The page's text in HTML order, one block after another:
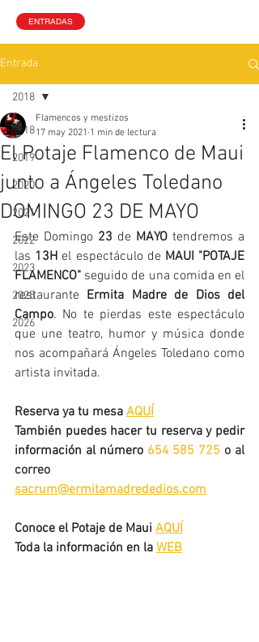
ENTRADAS
Entrada
2018
2019
2020
2021
2022
2023
2025
2026
2018
El Potaje Flamenco de Maui
junto a Ángeles Toledano
DOMINGO 23 DE MAYO
Flamencos y mestizos
17 may 2021 1 min de lectura
Este Domingo 23 de MAYO tendremos a
las 13H el espectáculo de MAUI "POTAJE
FLAMENCO" seguido de una comida en el
restaurante Ermita Madre de Dios del
Campo. No te pierdas este espectáculo
que une teatro, humor y música donde
nos acompañará Ángeles Toledano como
artista invitada.
Reserva ya tu mesa AQUÍ
También puedes hacer tu reserva y pedir
información al número 654 585 725 o al
sacrum@ermitamadrededios.com
Conoce el Potaje de Maui AQUÍ
Toda la información en la WEB